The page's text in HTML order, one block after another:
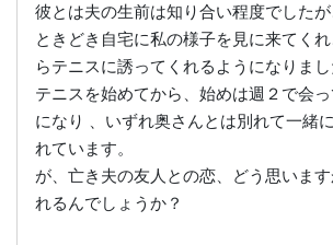
彼とは夫の生前は知り合い程度でした
ときどき自宅に私の様子を見に来てく
らテニスに誘ってくれるようになりまし
テニスを始めてから、始めは週２で会
になり 、いずれ奥さんとは別れて一緒
れています。
が、亡き夫の友人との恋、どう思いま
れるんでしょうか？